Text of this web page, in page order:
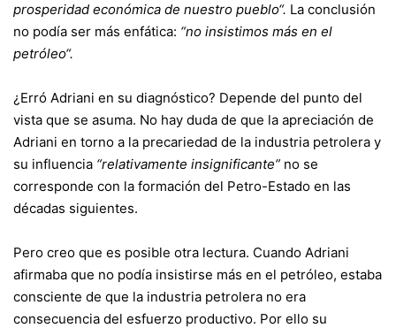
prosperidad económica de nuestro pueblo“. La conclusión
no podía ser más enfática: “no insistimos más en el
petróleo“.
¿Erró Adriani en su diagnóstico? Depende del punto del
vista que se asuma. No hay duda de que la apreciación de
Adriani en torno a la precariedad de la industria petrolera y
su influencia “relativamente insignificante” no se
corresponde con la formación del Petro-Estado en las
décadas siguientes.
Pero creo que es posible otra lectura. Cuando Adriani
afirmaba que no podía insistirse más en el petróleo, estaba
consciente de que la industria petrolera no era
consecuencia del esfuerzo productivo. Por ello su